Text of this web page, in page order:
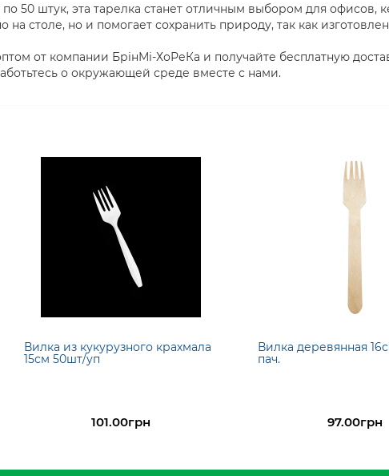
50 штук, эта тарелка станет отличным выбором для офисов,
на столе, но и помогает сохранить природу, так как
от компании БрінМі-ХоРеКа и получайте бесплатную
о окружающей среде вместе с нами.
Вилка из кукурузного крахмала
15см 50шт/уп
101.00грн
Вилка деревянная
пач.
97.00грн